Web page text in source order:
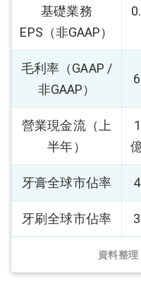
資料整理
基礎業務
EPS（非GAAP）
毛利率（GAAP /
非GAAP）
營業現金流（上
半年）
牙膏全球市佔率
牙刷全球市佔率